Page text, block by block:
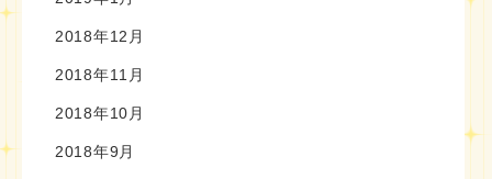
2018年12月
2018年11月
2018年10月
2018年9月